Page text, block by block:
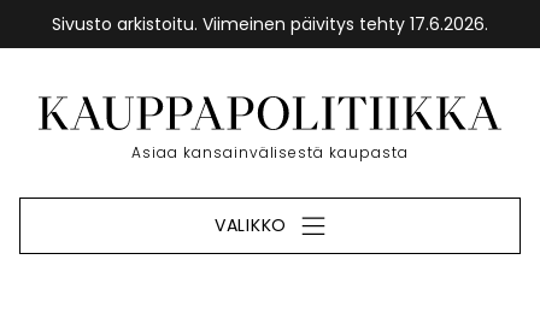
Sivusto arkistoitu. Viimeinen päivitys tehty 17.6.2026.
sisältöön
Etusivu
Asiaa kansainvälisestä kaupasta
VALIKKO